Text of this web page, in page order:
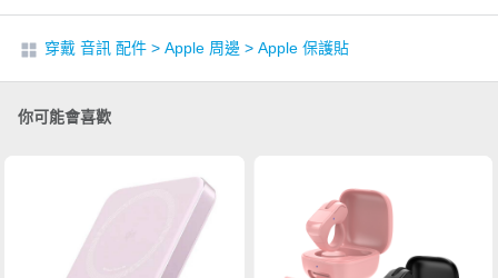
穿戴 音訊 配件 > Apple 周邊 > Apple 保護貼
你可能會喜歡